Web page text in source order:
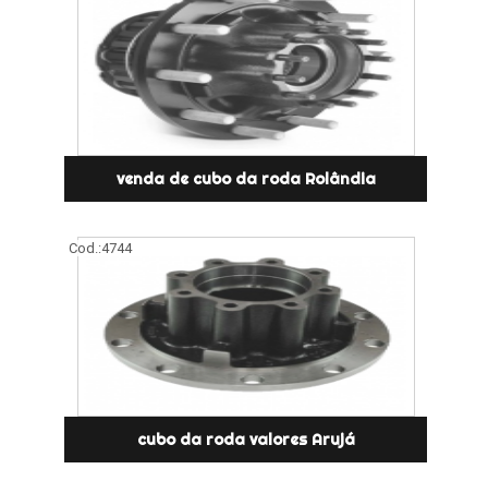
venda de cubo da roda Rolândia
Cod.:4744
cubo da roda valores Arujá